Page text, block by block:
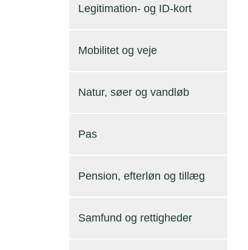
Legitimation- og ID-kort
Mobilitet og veje
Natur, søer og vandløb
Pas
Pension, efterløn og tillæg
Samfund og rettigheder